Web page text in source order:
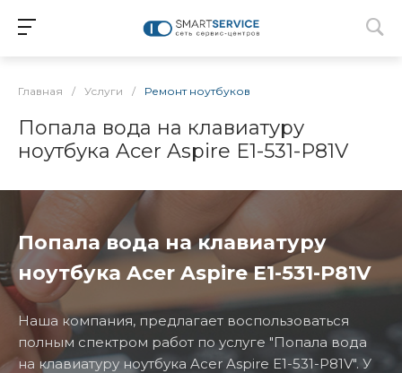
Главная / Услуги / Ремонт ноутбуков
Попала вода на клавиатуру
ноутбука Acer Aspire E1-531-P81V
Попала вода на клавиатуру
ноутбука Acer Aspire E1-531-P81V
Наша компания, предлагает воспользоваться
полным спектром работ по услуге "Попала вода
на клавиатуру ноутбука Acer Aspire E1-531-P81V". У